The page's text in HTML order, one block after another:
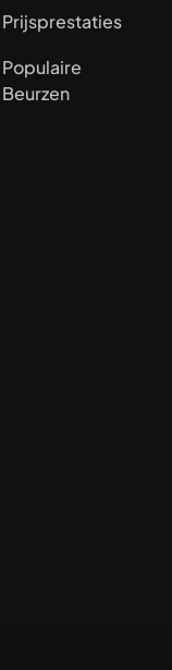
Prijsprestaties
Populaire
Beurzen